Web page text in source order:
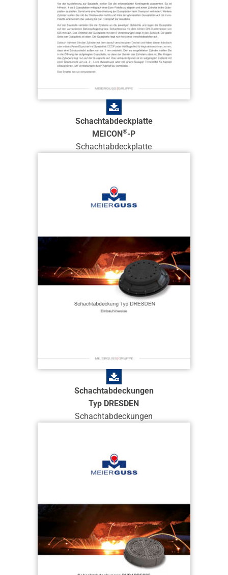
Schachtabdeckplatte
MEICON®-P
Schachtabdeckplatte
Schachtabdeckungen
Typ DRESDEN
Schachtabdeckungen